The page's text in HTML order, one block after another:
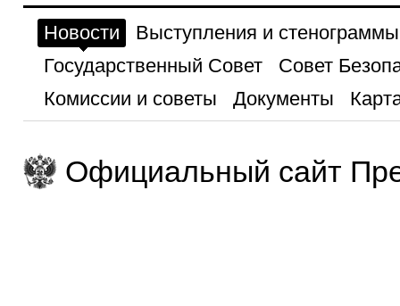
Новости
Выступления и стенограммы
Государственный Совет
Совет
Комиссии и советы
Документы
Официальный сайт